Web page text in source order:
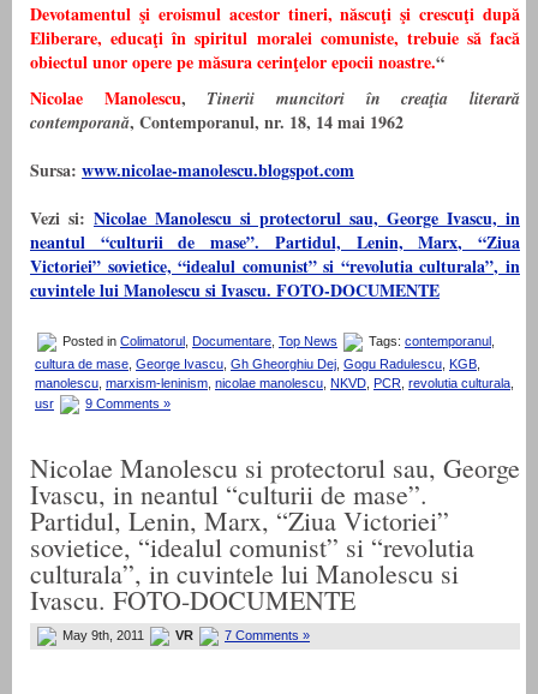
Devotamentul şi eroismul acestor tineri, născuţi şi crescuţi după
Elibe­rare, educaţi în spiritul moralei comuniste, trebuie să facă
obiectul unor opere pe măsura cerinţelor epocii noastre.“
Nicolae Manolescu, Tinerii muncitori în creaţia literară
contemporană, Contemporanul, nr. 18, 14 mai 1962
Sursa: www.nicolae-manolescu.blogspot.com
Vezi si: Nicolae Manolescu si protectorul sau, George Ivascu, in
neantul “culturii de mase”. Partidul, Lenin, Marx, “Ziua
Victoriei” sovietice, “idealul comunist” si “revolutia culturala”, in
cuvintele lui Manolescu si Ivascu. FOTO-DOCUMENTE
Posted in Colimatorul Documentare Top News Tags: contemporanul
cultura de mase, George Ivascu, Gh Gheorghiu Dej, Gogu Radulescu, KGB,
manolescu, marxism-leninism, nicolae manolescu, NKVD, PCR, revolutia culturala,
usr
9 Comments »
Nicolae Manolescu si protectorul sau, George
Ivascu, in neantul “culturii de mase”.
Partidul, Lenin, Marx, “Ziua Victoriei”
sovietice, “idealul comunist” si “revolutia
culturala”, in cuvintele lui Manolescu si
Ivascu. FOTO-DOCUMENTE
May 9th, 2011 VR 7 Comments »